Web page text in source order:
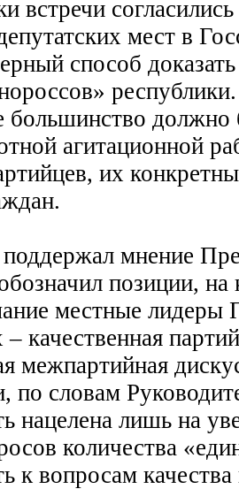
встречи
мест в
способ
большинство должно
агитационной
их
мнение
позиции,
местные
качественная
межпартийная
по словам
нацелена лишь на
количества
к вопросам